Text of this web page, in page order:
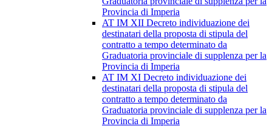
Provincia di Imperia
AT IM XII Decreto individuazione dei
destinatari della proposta di stipula del
contratto a tempo determinato da
Graduatoria provinciale di supplenza per la
Provincia di Imperia
AT IM XI Decreto individuazione dei
destinatari della proposta di stipula del
contratto a tempo determinato da
Graduatoria provinciale di supplenza per la
Provincia di Imperia